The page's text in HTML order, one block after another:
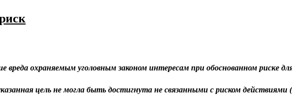
вреда охраняемым уголовным законом интересам при обоснованном риске
цель не могла быть достигнута не связанными с риском